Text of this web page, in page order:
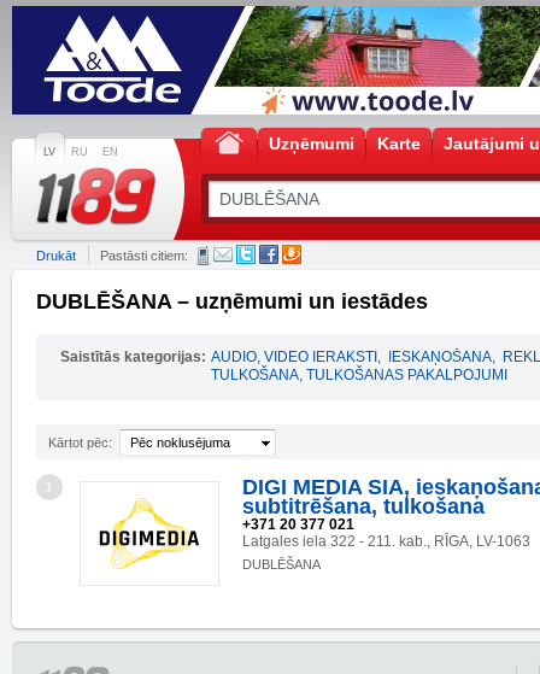
LV RU EN Uzņēmumi Karte Jautājumi
Drukāt Pastāsti citiem:
DUBLĒŠANA – uzņēmumi un iestādes
Saistītās kategorijas: AUDIO, VIDEO IERAKSTI , IESKAŅOŠANA,
TULKOŠANA, TULKOŠANAS PAKALPOJUMI
Kārtot pēc: Pēc noklusējuma
1
DIGI MEDIA SIA,
subtitrēšana, tulkošana
+371 20 377 021
Latgales iela 322 - 211. kab., RĪGA, LV-1063
DUBLĒŠANA